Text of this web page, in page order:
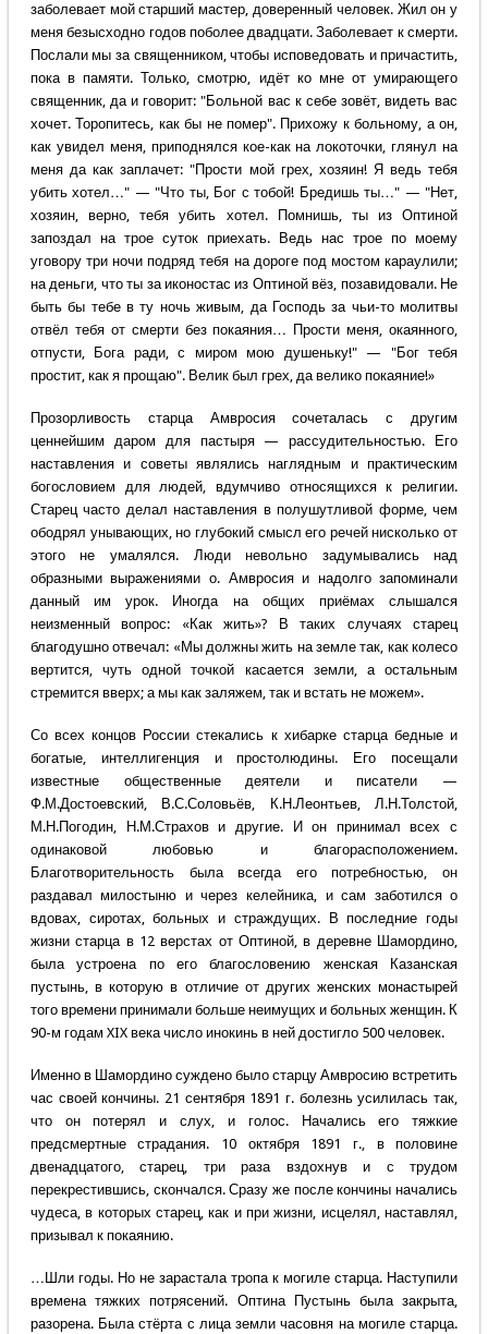
заболевает мой старший мастер, доверенный человек. Жил он у
меня безысходно годов поболее двадцати. Заболевает к смерти.
Послали мы за священником, чтобы исповедовать и причастить,
пока в памяти. Только, смотрю, идёт ко мне от умирающего
священник, да и говорит: "Больной вас к себе зовёт, видеть вас
хочет. Торопитесь, как бы не помер". Прихожу к больному, а он,
как увидел меня, приподнялся кое-как на локоточки, глянул на
меня да как заплачет: "Прости мой грех, хозяин! Я ведь тебя
убить хотел…" — "Что ты, Бог с тобой! Бредишь ты…" — "Нет,
хозяин, верно, тебя убить хотел. Помнишь, ты из Оптиной
запоздал на трое суток приехать. Ведь нас трое по моему
уговору три ночи подряд тебя на дороге под мостом караулили;
на деньги, что ты за иконостас из Оптиной вёз, позавидовали. Не
быть бы тебе в ту ночь живым, да Господь за чьи-то молитвы
отвёл тебя от смерти без покаяния… Прости меня, окаянного,
отпусти, Бога ради, с миром мою душеньку!" — "Бог тебя
простит, как я прощаю". Велик был грех, да велико покаяние!»
Прозорливость старца Амвросия сочеталась с другим
ценнейшим даром для пастыря — рассудительностью. Его
наставления и советы являлись наглядным и практическим
богословием для людей, вдумчиво относящихся к религии.
Старец часто делал наставления в полушутливой форме, чем
ободрял унывающих, но глубокий смысл его речей нисколько от
этого не умалялся. Люди невольно задумывались над
образными выражениями о. Амвросия и надолго запоминали
данный им урок. Иногда на общих приёмах слышался
неизменный вопрос: «Как жить»? В таких случаях старец
благодушно отвечал: «Мы должны жить на земле так, как колесо
вертится, чуть одной точкой касается земли, а остальным
стремится вверх; а мы как заляжем, так и встать не можем».
Со всех концов России стекались к хибарке старца бедные и
богатые, интеллигенция и простолюдины. Его посещали
известные общественные деятели и писатели —
Ф.М.Достоевский, В.С.Соловьёв, К.Н.Леонтьев, Л.Н.Толстой,
М.Н.Погодин, Н.М.Страхов и другие. И он принимал всех с
одинаковой любовью и благорасположением.
Благотворительность была всегда его потребностью, он
раздавал милостыню и через келейника, и сам заботился о
вдовах, сиротах, больных и страждущих. В последние годы
жизни старца в 12 верстах от Оптиной, в деревне Шамордино,
была устроена по его благословению женская Казанская
пустынь, в которую в отличие от других женских монастырей
того времени принимали больше неимущих и больных женщин. К
90-м годам XIX века число инокинь в ней достигло 500 человек.
Именно в Шамордино суждено было старцу Амвросию встретить
час своей кончины. 21 сентября 1891 г. болезнь усилилась так,
что он потерял и слух, и голос. Начались его тяжкие
предсмертные страдания. 10 октября 1891 г., в половине
двенадцатого, старец, три раза вздохнув и с трудом
перекрестившись, скончался. Сразу же после кончины начались
чудеса, в которых старец, как и при жизни, исцелял, наставлял,
призывал к покаянию.
…Шли годы. Но не зарастала тропа к могиле старца. Наступили
времена тяжких потрясений. Оптина Пустынь была закрыта,
разорена. Была стёрта с лица земли часовня на могиле старца.